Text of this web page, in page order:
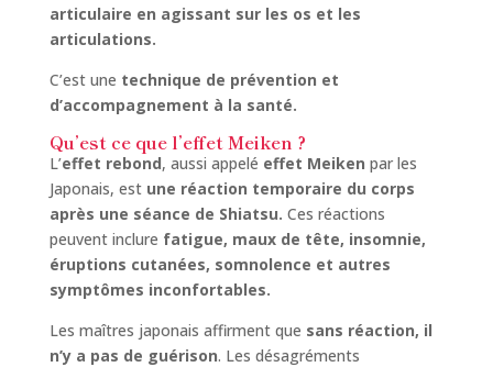
articulaire en agissant sur les os et les
articulations.
C’est une technique de prévention et
d’accompagnement à la santé.
Qu’est ce que l’effet Meiken ?
L’effet rebond, aussi appelé effet Meiken par les
Japonais, est une réaction temporaire du corps
après une séance de Shiatsu. Ces réactions
peuvent inclure fatigue, maux de tête, insomnie,
éruptions cutanées, somnolence et autres
symptômes inconfortables.
Les maîtres japonais affirment que sans réaction, il
n’y a pas de guérison. Les désagréments